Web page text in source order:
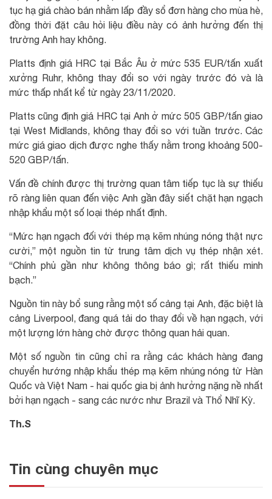
tục hạ giá chào bán nhằm lấp đầy sổ đơn hàng cho mùa hè,
đồng thời đặt câu hỏi liệu điều này có ảnh hưởng đến thị
trường Anh hay không.
Platts định giá HRC tại Bắc Âu ở mức 535 EUR/tấn xuất
xưởng Ruhr, không thay đổi so với ngày trước đó và là
mức thấp nhất kể từ ngày 23/11/2020.
Platts cũng định giá HRC tại Anh ở mức 505 GBP/tấn giao
tại West Midlands, không thay đổi so với tuần trước. Các
mức giá giao dịch được nghe thấy nằm trong khoảng 500-
520 GBP/tấn.
Vấn đề chính được thị trường quan tâm tiếp tục là sự thiếu
rõ ràng liên quan đến việc Anh gần đây siết chặt hạn ngạch
nhập khẩu một số loại thép nhất định.
“Mức hạn ngạch đối với thép mạ kẽm nhúng nóng thật nực
cười,” một nguồn tin từ trung tâm dịch vụ thép nhận xét.
“Chính phủ gần như không thông báo gì; rất thiếu minh
bạch.”
Nguồn tin này bổ sung rằng một số cảng tại Anh, đặc biệt là
cảng Liverpool, đang quá tải do thay đổi về hạn ngạch, với
một lượng lớn hàng chờ được thông quan hải quan.
Một số nguồn tin cũng chỉ ra rằng các khách hàng đang
chuyển hướng nhập khẩu thép mạ kẽm nhúng nóng từ Hàn
Quốc và Việt Nam - hai quốc gia bị ảnh hưởng nặng nề nhất
bởi hạn ngạch - sang các nước như Brazil và Thổ Nhĩ Kỳ.
Th.S
Tin cùng chuyên mục